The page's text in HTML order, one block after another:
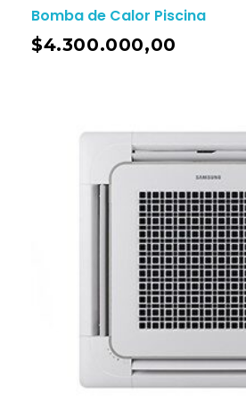
Bomba de Calor Piscina
$4.300.000,00